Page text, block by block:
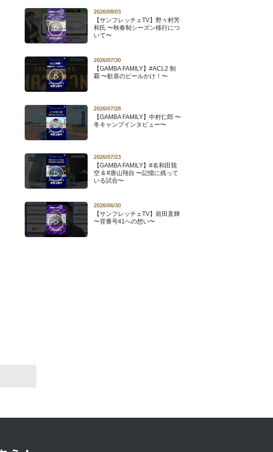
2026/08/03
【サンフレッチェTV】野々村芳
和氏 〜秋春制シーズン移行につ
いて〜
2026/07/30
【GAMBA FAMILY】#ACL2 制
覇 〜歓喜のビールかけ！〜
2026/07/28
【GAMBA FAMILY】中村仁郎 〜
冬キャンプインタビュー〜
2026/07/23
【GAMBA FAMILY】#名和田我
空 & #唐山翔自 〜記憶に残って
いる試合〜
2026/06/30
【サンフレッチェTV】前田直輝
〜背番号41への想い〜